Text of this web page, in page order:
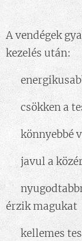
A vendégek
kezelés után:
✨
✨ csökken a
✨ könnyebbé
✨ javul a
✨
érzik magukat
✨ kellemes